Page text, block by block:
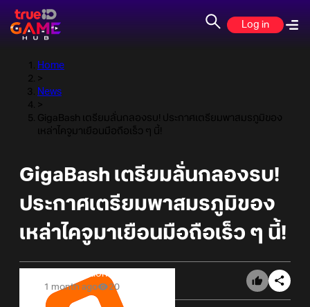
Log in
Home
>
News
>
GigaBash เตรียมลั่นกลองรบ! ประกาศเตรียมพาสมรภูมิของ
เหล่าไคจูมาเยือนมือถือเร็ว ๆ นี้!
GigaBash เตรียมลั่นกลองรบ!
ประกาศเตรียมพาสมรภูมิของ
เหล่าไคจูมาเยือนมือถือเร็ว ๆ นี้!
Online Station
1 month ago
20